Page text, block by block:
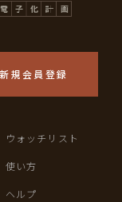
新規会員登録
ウォッチリスト
使い方
ヘルプ